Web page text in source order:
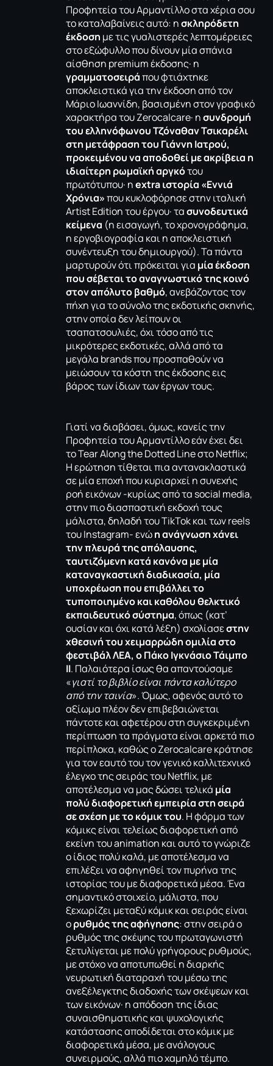
Προφητεία του Αρμαντίλλο στα χέρια σου
το καταλαβαίνεις αυτό: ησκληρόδετη
έκδοση με τις γυαλιστερές λεπτομέρειες
στο εξώφυλλο που δίνουν μία σπάνια
αίσθηση premium έκδοσης· η
γραμματοσειράπου φτιάχτηκε
αποκλειστικά για την έκδοση από τον
Μάριο Ιωαννίδη, βασισμένη στον γραφικό
χαρακτήρα του Zerocalcare· ησυνδρομή
του ελληνόφωνου Τζόναθαν Τσικαρέλι
στη μετάφραση του Γιάννη Ιατρού,
προκειμένου να αποδοθεί με ακρίβεια η
ιδιαίτερη ρωμαϊκή αργκότου
πρωτότυπου· ηextra ιστορία «Εννιά
Χρόνια»που κυκλοφόρησε στην ιταλική
Artist Edition του έργου· τασυνοδευτικά
κείμενα (η εισαγωγή, το χρονογράφημα,
η εργοβιογραφία και η αποκλειστική
συνέντευξη του δημιουργού). Τα πάντα
μαρτυρούν ότι πρόκειται για μία έκδοση
που σέβεται το αναγνωστικό της κοινό
στον απόλυτο βαθμό, ανεβάζοντας τον
πήχη για το σύνολο της εκδοτικής σκηνής,
στην οποία δεν λείπουν οι
τσαπατσουλιές, όχι τόσο από τις
μικρότερες εκδοτικές, αλλά από τα
μεγάλα brands που προσπαθούν να
μειώσουν τα κόστη της έκδοσης εις
βάρος των ίδιων των έργων τους.
Γιατί να διαβάσει, όμως, κανείς την
Προφητεία του Αρμαντίλλο εάν έχει δει
τοTear Along the Dotted Lineστο Netflix;
Η ερώτηση τίθεται πια αντανακλαστικά
σε μία εποχή που κυριαρχεί η συνεχής
ροή εικόνων -κυρίως από τα social media,
στην πιο διασπαστική εκδοχή τους
μάλιστα, δηλαδή του TikTok και των reels
του Instagram- ενώη ανάγνωση χάνει
την πλευρά της απόλαυσης,
ταυτιζόμενη κατά κανόνα με μία
καταναγκαστική διαδικασία, μία
υποχρέωση που επιβάλλει το
τυποποιημένο και καθόλου θελκτικό
εκπαιδευτικό σύστημα, όπως (κατ’
ουσίαν και όχι κατά λέξη) σχολίασεστην
χθεσινή του χειμαρρώδη ομιλία στο
φεστιβάλ ΛΕΑ, ο Πάκο Ιγκνάσιο Τάιμπο
ΙΙ. Παλαιότερα ίσως θα απαντούσαμε
«γιατί το βιβλίο είναι πάντα καλύτερο
από την ταινία». Όμως, αφενός αυτό το
αξίωμα πλέον δεν επιβεβαιώνεται
πάντοτε και αφετέρου στη συγκεκριμένη
περίπτωση τα πράγματα είναι αρκετά πιο
περίπλοκα, καθώς ο Zerocalcare κράτησε
για τον εαυτό του τον γενικό καλλιτεχνικό
έλεγχο της σειράς του Netflix, με
αποτέλεσμα να μας δώσει τελικά μία
πολύ διαφορετική εμπειρία στη σειρά
σε σχέση με το κόμικ του. Η φόρμα των
κόμικς είναι τελείως διαφορετική από
εκείνη του animation και αυτό το γνώριζε
ο ίδιος πολύ καλά, με αποτέλεσμα να
επιλέξει να αφηγηθεί τον πυρήνα της
ιστορίας του με διαφορετικά μέσα. Ένα
σημαντικό στοιχείο, μάλιστα, που
ξεχωρίζει μεταξύ κόμικ και σειράς είναι
ορυθμός της αφήγησης: στην σειρά ο
ρυθμός της σκέψης του πρωταγωνιστή
ξετυλίγεται με πολύ γρήγορους ρυθμούς,
με στόχο να αποτυπωθεί η διαρκής
νευρωτική διαταραχή του μέσω της
ανεξέλεγκτης διαδοχής των σκέψεων και
των εικόνων· η απόδοση της ίδιας
συναισθηματικής και ψυχολογικής
κατάστασης αποδίδεται στο κόμικ με
διαφορετικά μέσα, με ανάλογους
συνειρμούς, αλλά πιο χαμηλό τέμπο.